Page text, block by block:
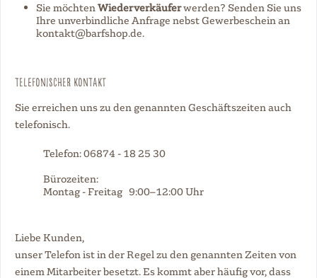
Sie möchten Wiederverkäuferwerden? Senden Sie uns
Ihre unverbindliche Anfrage nebst Gewerbeschein an
kontakt@barfshop.de.
Telefonischer Kontakt
Sie erreichen uns zu den genannten Geschäftszeiten auch
telefonisch.
Telefon: 06874 - 18 25 30
Bürozeiten:
Montag - Freitag 9:00–12:00 Uhr
Liebe Kunden,
unser Telefon ist in der Regel zu den genannten Zeiten von
einem Mitarbeiter besetzt. Es kommt aber häufig vor, dass